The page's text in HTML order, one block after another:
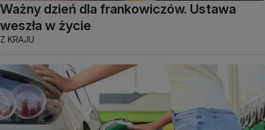
Ważny dzień dla frankowiczów. Ustawa
weszła w życie
Z KRAJU